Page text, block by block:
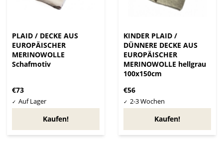
PLAID / DECKE AUS
EUROPÄISCHER
MERINOWOLLE
Schafmotiv
€73
Kaufen!
KINDER PLAID /
DÜNNERE DECKE AUS
EUROPÄISCHER
MERINOWOLLE hellgrau
100x150cm
€56
Kaufen!